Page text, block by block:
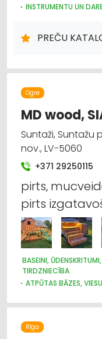
INSTRUMENTU UN
UN APAVI;
PREČU
Ogre
MD wood,
Suntaži, Suntažu
nov., LV-5060
+371 29250115
pirts,
pirts
BASEINI,
TIRDZNIECĪBA
ATPŪTAS BĀZES,
MĒBEĻU RAŽOŠANA,
MĒBEĻU TIRDZNIECĪBA
Rīga